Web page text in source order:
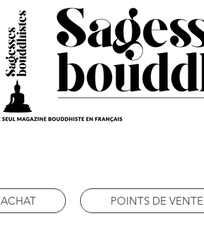
ACHAT POINTS DE VENTE